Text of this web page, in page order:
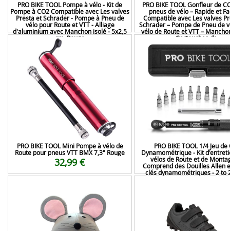
PRO BIKE TOOL Pompe à vélo - Kit de
Pompe à CO2 Compatible avec Les valves
Presta et Schrader - Pompe à Pneu de
vélo pour Route et VTT - Alliage
d'aluminium avec Manchon isolé - 5x2,5
cm, Rouge
28,99 €
PRO BIKE TOOL Gonfleur de
pneus de vélo – Rapide et
Compatible avec Les valves
Schrader – Pompe de Pneu de
vélo de Route et VTT –
Cartouches de
31,18 €
PRO BIKE TOOL Mini Pompe à vélo de
Route pour pneus VTT BMX 7,3" Rouge
32,99 €
PRO BIKE TOOL 1/4 Jeu de
Dynamométrique - Kit
vélos de Route et de
Comprend des Douilles Allen
clés dynamométriques - 2 to